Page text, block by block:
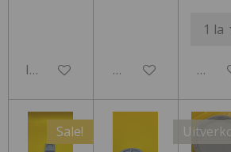
In winkelwagenHoud mij op de
Sale!